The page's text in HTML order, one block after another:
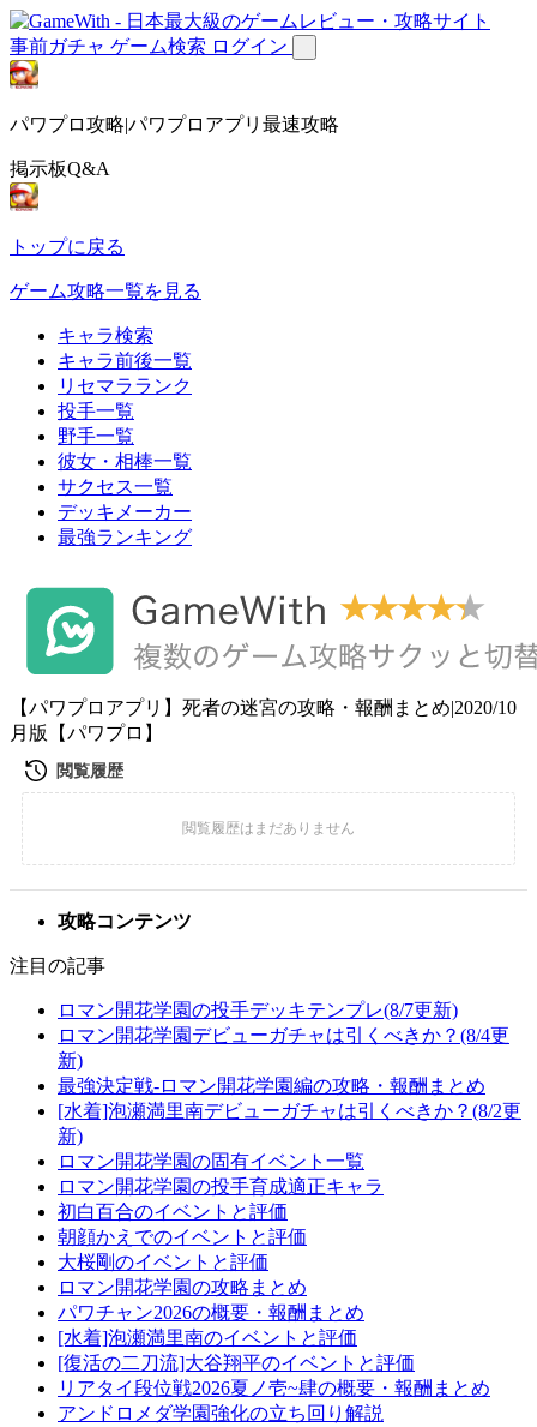
事前ガチャ ゲーム検索 ログイン
パワプロ攻略|パワプロアプリ最速攻略
掲示板Q&A
トップに戻る
ゲーム攻略一覧を見る
キャラ検索
キャラ前後一覧
リセマラランク
投手一覧
野手一覧
彼女・相棒一覧
サクセス一覧
デッキメーカー
最強ランキング
【パワプロアプリ】死者の迷宮の攻略・報酬まとめ|2020/10
月版【パワプロ】
攻略コンテンツ
注目の記事
ロマン開花学園の投手デッキテンプレ(8/7更新)
ロマン開花学園デビューガチャは引くべきか？(8/4更
新)
最強決定戦-ロマン開花学園編の攻略・報酬まとめ
[水着]泡瀬満里南デビューガチャは引くべきか？(8/2更
新)
ロマン開花学園の固有イベント一覧
ロマン開花学園の投手育成適正キャラ
初白百合のイベントと評価
朝顔かえでのイベントと評価
大桜剛のイベントと評価
ロマン開花学園の攻略まとめ
パワチャン2026の概要・報酬まとめ
[水着]泡瀬満里南のイベントと評価
[復活の二刀流]大谷翔平のイベントと評価
リアタイ段位戦2026夏ノ壱~肆の概要・報酬まとめ
アンドロメダ学園強化の立ち回り解説